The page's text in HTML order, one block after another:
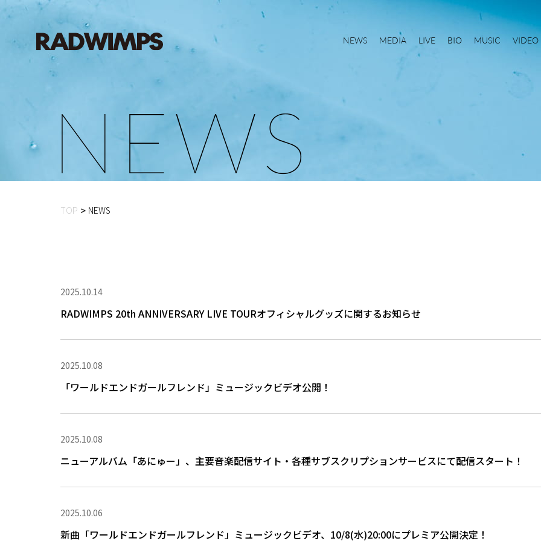
NEWS MEDIA LIVE BIO MUSIC VIDEO
NEWS
TOP NEWS
2025.10.14
RADWIMPS 20th ANNIVERSARY LIVE TOURオフィシャルグッズに関するお知らせ
2025.10.08
「ワールドエンドガールフレンド」ミュージックビデオ公開！
2025.10.08
ニューアルバム「あにゅー」、主要音楽配信サイト・各種サブスクリプションサービスにて配信スタート！
2025.10.06
新曲「ワールドエンドガールフレンド」ミュージックビデオ、10/8(水)20:00にプレミア公開決定！